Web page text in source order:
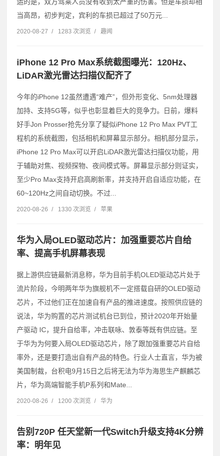
运的是，双方驾乘人员没有收到太严重的伤害。但是车损却相
当高昂，初步判定，宾利的车损已超过了50万元...
2020-08-27 / 1283 次浏览 / 趣闻
iPhone 12 Pro Max系统截图曝光：120Hz、
LiDAR激光雷达扫描仪配齐了
今年的iPhone 12虽然遭遇“难产”，但外形变化、5nm处理器
加持、支持5G等，似乎也彰显着巨大的竞争力。日前，爆料
好手Jon Prosser抢先分享了疑似iPhone 12 Pro Max PVT工
程机的系统截图，包括相机和屏幕显示部分。相机部分显示，
iPhone 12 Pro Max可以开启LiDAR激光雷达扫描仪功能，用
于辅助对焦、视频探物、夜间模式等。屏幕显示部分则证实，
至少Pro Max支持开启高刷新率，并支持开启自适应功能，在
60~120Hz之间自动切换。不过...
2020-08-26 / 1330 次浏览 / 苹果
华为入局OLED驱动芯片：加强重要芯片自给
率、提高手机屏幕表现
据上游供应链最新消息称，华为目前手机OLED驱动芯片处于
流片阶段，今明两年华为旗舰机不一定搭载自研的OLED驱动
芯片，不过他们正在加速自有产品的推进速度。按照供应链的
说法，华为购置的芯片测试机台已到位，预计2020年开始量
产驱动 IC，提升自给率，冲击联咏、敦泰等既有供应链。至
于华为为何要入局OLED驱动芯片，除了跟加强重要芯片自给
率外，还是要打造出自有产品的特色。行业人士直言，华为被
美国制裁，台积电9月15日之后将无法为华为海思生产麒麟芯
片，华为高端智能手机P系列和Mate...
2020-08-26 / 1200 次浏览 / 华为
告别720P 任天堂新一代Switch升级支持4K分辨
率：明年见